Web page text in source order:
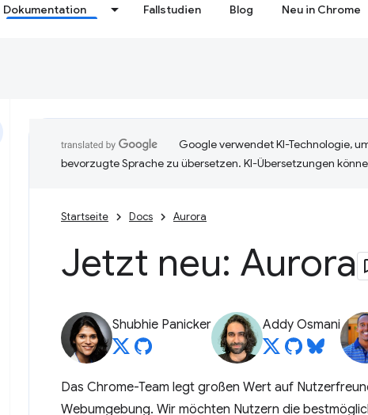
Dokumentation Fallstudien Blog Neu in Chrome
Google verwendet KI-Technologie,
bevorzugte Sprache zu übersetzen. KI-Übersetzungen
Startseite Docs Aurora
Jetzt neu: Aurora
Shubhie Panicker Addy Osmani
Das Chrome-Team legt großen Wert auf
Webumgebung. Wir möchten Nutzern die